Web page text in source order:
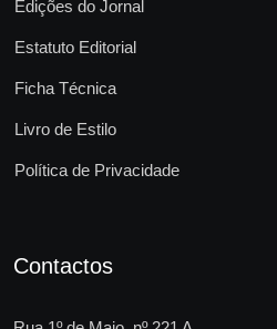
Edições do Jornal
Estatuto Editorial
Ficha Técnica
Livro de Estilo
Política de Privacidade
Contactos